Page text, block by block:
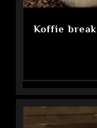
Koffie break